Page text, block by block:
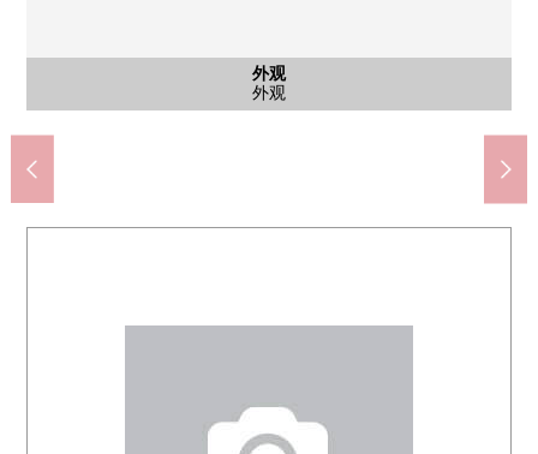
外观
外观
风景
风景
风景
风景
风景
风景
客厅
客厅
厨房
厨房
客厅
客厅
客厅
客厅
卧室
西式房间
收纳
收纳步入式衣帽间
洗脸
洗脸
公共汽车
浴室
室内
多房间
门口
门口
厕所
厕所
其他当地
休息室
其他当地
休息室
其他当地
名牌
入口
入口
外观
外观
外观
外观
外观
外观